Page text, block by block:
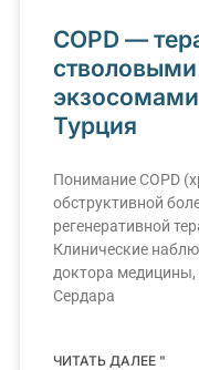
COPD —
Турция
Понимание COPD
обструктивной
регенеративной
Клинические
доктора
Сердара
ЧИТАТЬ ДАЛЕЕ "